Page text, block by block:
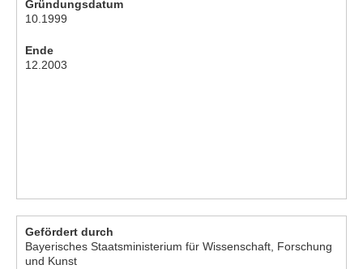
Gründungsdatum
10.1999
Ende
12.2003
Gefördert durch
Bayerisches Staatsministerium für Wissenschaft, Forschung
und Kunst